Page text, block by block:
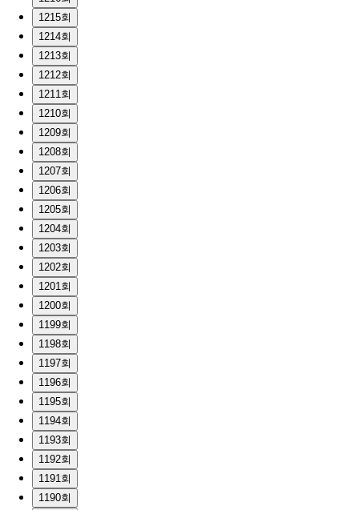
1215회
1214회
1213회
1212회
1211회
1210회
1209회
1208회
1207회
1206회
1205회
1204회
1203회
1202회
1201회
1200회
1199회
1198회
1197회
1196회
1195회
1194회
1193회
1192회
1191회
1190회